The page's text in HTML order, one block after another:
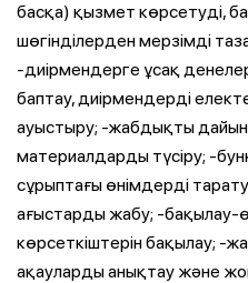
басқа) қызмет көрсетуді,
шөгінділерден мерзімді
-диірмендерге ұсақ
баптау, диірмендерді
ауыстыру; -жабдықты
материалдарды түсіру; -
сұрыптағы өнімдерді
ағыстарды жабу; -бақылау-
көрсеткіштерін бақылау;
ақауларды анықтау және